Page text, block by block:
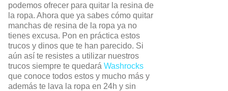
podemos ofrecer para quitar la resina de
la ropa. Ahora que ya sabes cómo quitar
manchas de resina de la ropa ya no
tienes excusa. Pon en práctica estos
trucos y dinos que te han parecido. Si
aún así te resistes a utilizar nuestros
trucos siempre te quedará Washrocks
que conoce todos estos y mucho más y
además te lava la ropa en 24h y sin